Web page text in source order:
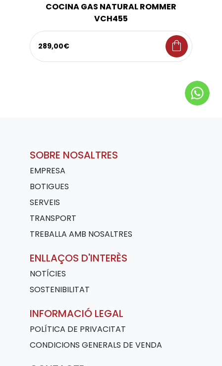
COCINA GAS NATURAL ROMMER
VCH455
289,00€ shopping_bag
SOBRE NOSALTRES
EMPRESA
BOTIGUES
SERVEIS
TRANSPORT
TREBALLA AMB NOSALTRES
ENLLAÇOS D'INTERÈS
NOTÍCIES
SOSTENIBILITAT
INFORMACIÓ LEGAL
POLÍTICA DE PRIVACITAT
CONDICIONS GENERALS DE VENDA